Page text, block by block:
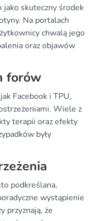
jako skuteczny środek
Na portalach
chwalą jego
oraz objawów
forów
Facebook i TPU,
Wiele z
terapii oraz efekty
były
podkreślana,
wystąpienie
przyznają, że